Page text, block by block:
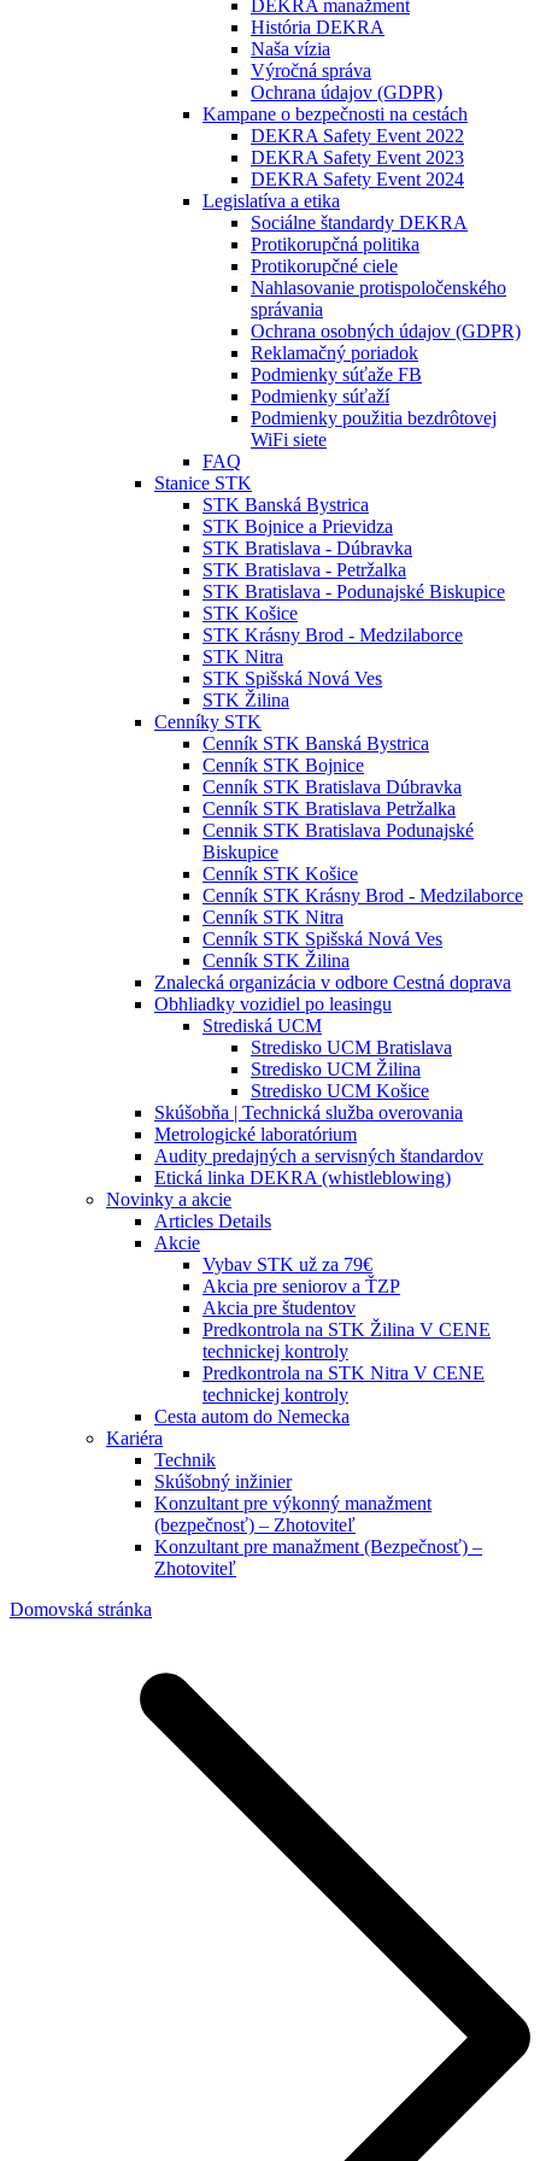
DEKRA manažment
História DEKRA
Naša vízia
Výročná správa
Ochrana údajov (GDPR)
Kampane o bezpečnosti na cestách
DEKRA Safety Event 2022
DEKRA Safety Event 2023
DEKRA Safety Event 2024
Legislatíva a etika
Sociálne štandardy DEKRA
Protikorupčná politika
Protikorupčné ciele
Nahlasovanie protispoločenského
správania
Ochrana osobných údajov (GDPR)
Reklamačný poriadok
Podmienky súťaže FB
Podmienky súťaží
Podmienky použitia bezdrôtovej
WiFi siete
FAQ
Stanice STK
STK Banská Bystrica
STK Bojnice a Prievidza
STK Bratislava - Dúbravka
STK Bratislava - Petržalka
STK Bratislava - Podunajské Biskupice
STK Košice
STK Krásny Brod - Medzilaborce
STK Nitra
STK Spišská Nová Ves
STK Žilina
Cenníky STK
Cenník STK Banská Bystrica
Cenník STK Bojnice
Cenník STK Bratislava Dúbravka
Cenník STK Bratislava Petržalka
Cennik STK Bratislava Podunajské
Biskupice
Cenník STK Košice
Cenník STK Krásny Brod - Medzilaborce
Cenník STK Nitra
Cenník STK Spišská Nová Ves
Cenník STK Žilina
Znalecká organizácia v odbore Cestná doprava
Obhliadky vozidiel po leasingu
Strediská UCM
Stredisko UCM Bratislava
Stredisko UCM Žilina
Stredisko UCM Košice
Skúšobňa | Technická služba overovania
Metrologické laboratórium
Audity predajných a servisných štandardov
Etická linka DEKRA (whistleblowing)
Novinky a akcie
Articles Details
Akcie
Vybav STK už za 79€
Akcia pre seniorov a ŤZP
Akcia pre študentov
Predkontrola na STK Žilina V CENE
technickej kontroly
Predkontrola na STK Nitra V CENE
technickej kontroly
Cesta autom do Nemecka
Kariéra
Technik
Skúšobný inžinier
Konzultant pre výkonný manažment
(bezpečnosť) – Zhotoviteľ
Konzultant pre manažment (Bezpečnosť) –
Zhotoviteľ
Domovská stránka